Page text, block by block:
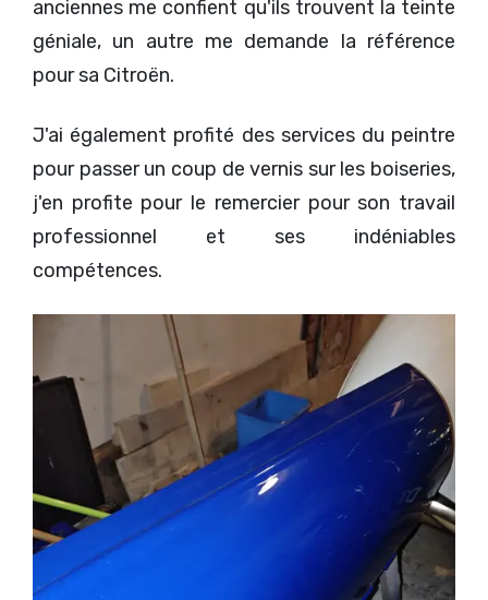
anciennes me confient qu'ils trouvent la teinte
géniale, un autre me demande la référence
pour sa Citroën.
J'ai également profité des services du peintre
pour passer un coup de vernis sur les boiseries,
j'en profite pour le remercier pour son travail
professionnel et ses indéniables
compétences.